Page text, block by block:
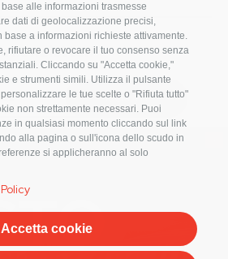
alle informazioni trasmesse
dati di geolocalizzazione precisi,
a informazioni richieste attivamente.
rifiutare o revocare il tuo consenso senza
Cliccando su "Accetta cookie,"
e strumenti simili. Utilizza il pulsante
le tue scelte o "Rifiuta tutto"
non strettamente necessari. Puoi
in qualsiasi momento cliccando sul link
alla pagina o sull'icona dello scudo in
si applicheranno al solo
Accetta cookie
newsletter!
ISCRIVITI
Pastello, 8 37057 San Giovanni Lupatoto (VR) tel.